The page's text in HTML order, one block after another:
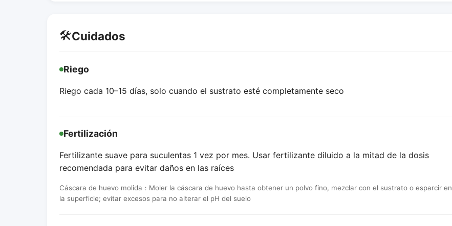
🛠️Cuidados
Riego
Riego cada 10–15 días, solo cuando el sustrato esté completamente seco
Fertilización
Fertilizante suave para suculentas 1 vez por mes. Usar fertilizante diluido a la mitad de la dosis
recomendada para evitar daños en las raíces
Cáscara de huevo molida：Moler la cáscara de huevo hasta obtener un polvo fino, mezclar con el sustrato o esparcir en
la superficie; evitar excesos para no alterar el pH del suelo